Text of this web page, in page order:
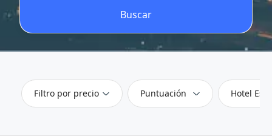
Buscar
Filtro por precio Puntuación Hotel